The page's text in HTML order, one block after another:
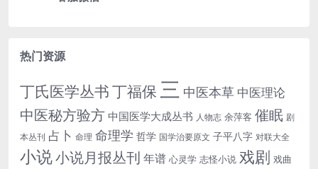
热门资源
丁氏医学丛书丁福保 三 中医本草 中医理论
中医秘方验方 中国医学大成丛书 人物志 余萍客 催眠 剧
本丛刊 占卜 命理 命理学 哲学 国学治要原文 子平八字 对联大全
小说小说月报丛刊 年谱 心灵学 志怪小说 戏剧 戏曲